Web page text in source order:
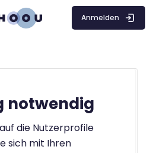
Anmelden
notwendig
die Nutzerprofile
sich mit Ihren